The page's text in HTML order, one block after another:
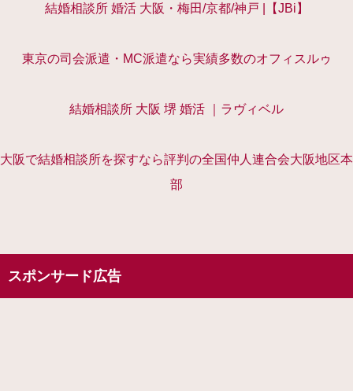
結婚相談所 婚活 大阪・梅田/京都/神戸 |【JBi】
東京の司会派遣・MC派遣なら実績多数のオフィスルゥ
結婚相談所 大阪 堺 婚活 ｜ラヴィベル
大阪で結婚相談所を探すなら評判の全国仲人連合会大阪地区本
部
スポンサード広告